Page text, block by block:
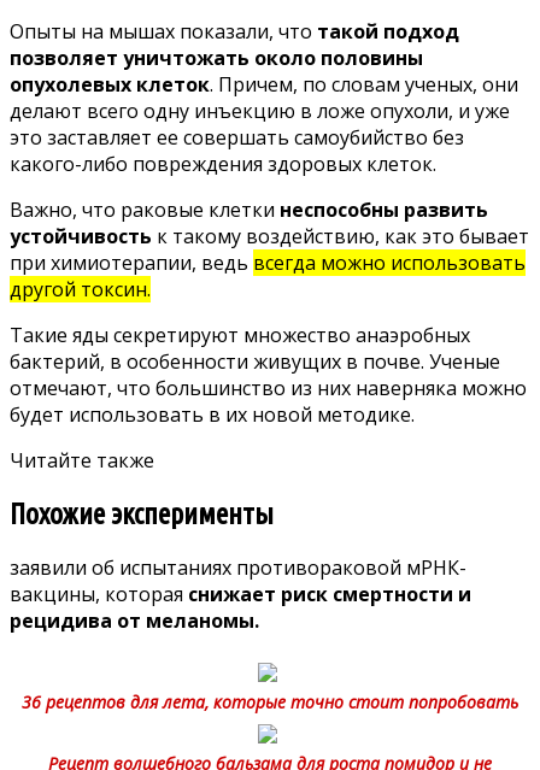
Опыты на мышах показали, что такой подход
позволяет уничтожать около половины
опухолевых клеток. Причем, по словам ученых, они
делают всего одну инъекцию в ложе опухоли, и уже
это заставляет ее совершать самоубийство без
какого-либо повреждения здоровых клеток.
Важно, что раковые клетки неспособны развить
устойчивость к такому воздействию, как это бывает
при химиотерапии, ведь всегда можно использовать
другой токсин.
Такие яды секретируют множество анаэробных
бактерий, в особенности живущих в почве. Ученые
отмечают, что большинство из них наверняка можно
будет использовать в их новой методике.
Читайте также
Похожие эксперименты
заявили об испытаниях противораковой мРНК-
вакцины, которая снижает риск смертности и
рецидива от меланомы.
36 рецептов для лета, которые точно стоит попробовать
Рецепт волшебного бальзама для роста помидор и не